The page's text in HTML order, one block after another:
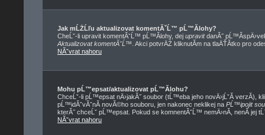
Jak mĹŻĹľu aktualizovat komentĂˇĹ™ pĹ™Ă­lohy?
CheĹˇ-li upravit komentĂˇĹ™ pĹ™Ă­lohy, dej upravitdanĂ˝
Aktualizovat komentĂˇĹ™ . Akci potvrÄŹ kliknutĂ­m na tlaÄŤĂ­tko pro
NĂˇvrat nahoru
Mohu pĹ™epsat/aktualizovat pĹ™Ă­lohu?
ChceĹˇ-li pĹ™epsat nÄ›jakĂ˝ soubor (tĹ™eba jeho novÄ›jĹˇĂ­ verzĂ­),
pĹ™idĂˇvĂˇnĂ­ novĂ©ho souboru, jen nakonec neklikej na PĹ™ipojit
kterĂ˝ chceĹˇ pĹ™epsat. Pokud se komnentĂˇĹ™ nemÄ›nĂ­, nenĂ­ jej
NĂˇvrat nahoru